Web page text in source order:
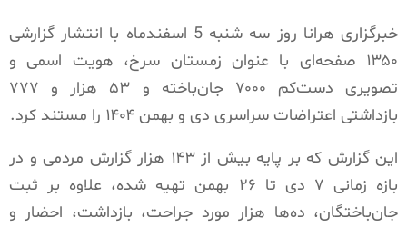
خبرگزاری هرانا روز سه شنبه 5 اسفندماه با انتشار گزارشی
۱۳۵۰ صفحه‌ای با عنوان زمستان سرخ، هویت اسمی و
تصویری دست‌کم ۷۰۰۰ جان‌باخته و ۵۳ هزار و ۷۷۷
بازداشتی اعتراضات سراسری دی و بهمن ۱۴۰۴ را مستند کرد.
این گزارش که بر پایه بیش از ۱۴۳ هزار گزارش مردمی و در
بازه زمانی ۷ دی تا ۲۶ بهمن تهیه شده، علاوه بر ثبت
جان‌باختگان، ده‌ها هزار مورد جراحت، بازداشت، احضار و